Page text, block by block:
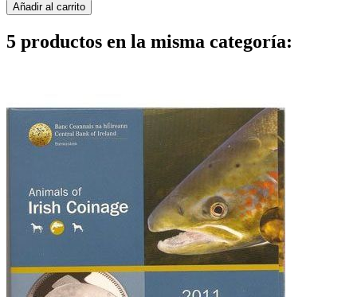
Añadir al carrito
5 productos en la misma categoría: